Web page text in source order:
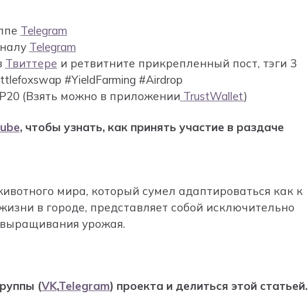
Telegram
Telegram
Твиттере и ретвитните прикрепленный пост, тэги 3
#YieldFarming #Airdrop
(Взять можно в приложении TrustWallet)
, чтобы узнать, как принять участие в раздаче
мира, который сумел адаптироваться как к
в городе, представляет собой исключительно
урожая.
(VK,Telegram) проекта и делиться этой статьей.